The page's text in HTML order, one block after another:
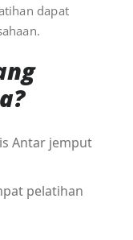
dapat
Antar jemput
pelatihan